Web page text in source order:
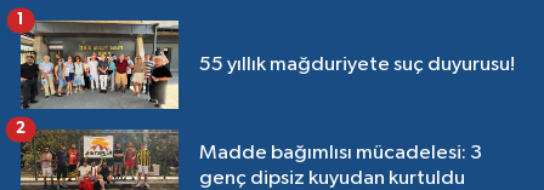
55 yıllık mağduriyete suç duyurusu!
Madde bağımlısı mücadelesi: 3
genç dipsiz kuyudan kurtuldu
2